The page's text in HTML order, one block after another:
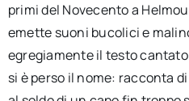
primi del Novecento a
emette suoni bucolici e
egregiamente il testo
si è perso il nome: racconta